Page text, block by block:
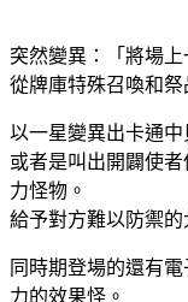
突然變異：「將場上
從牌庫特殊召喚和祭
以一星變異出卡通中
或者是叫出開闢使
力怪物。
給予對方難以防禦的
同時期登場的還有
力的效果怪。